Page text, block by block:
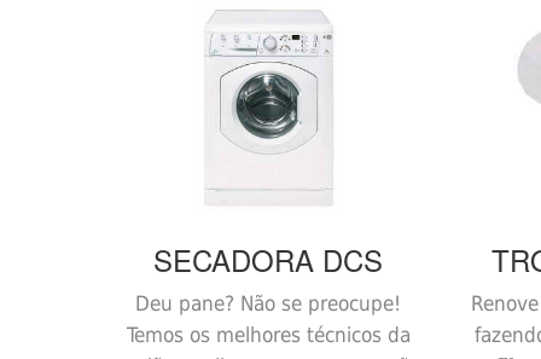
SECADORA DCS
Deu pane? Não se preocupe!
Temos os melhores técnicos da